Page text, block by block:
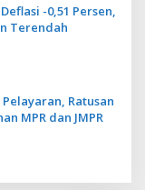
Persen,
Terendah
Ratusan
MPR dan JMPR